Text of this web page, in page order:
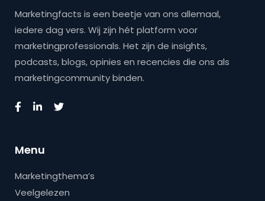
Marketingfacts is een beetje van ons allemaal,
iedere dag vers. Wij zijn hét platform voor
marketingprofessionals. Het zijn de insights,
podcasts, blogs, opinies en recencies die ons als
marketingcommunity binden.
Menu
Marketingthema’s
Veelgelezen